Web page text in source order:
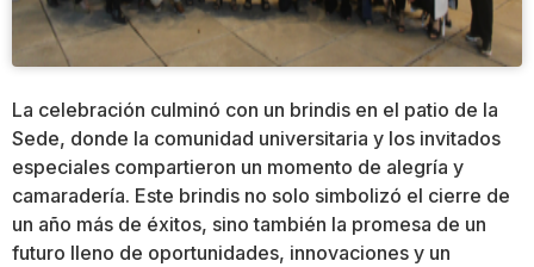
La celebración culminó con un brindis en el patio de la
Sede, donde la comunidad universitaria y los invitados
especiales compartieron un momento de alegría y
camaradería. Este brindis no solo simbolizó el cierre de
un año más de éxitos, sino también la promesa de un
futuro lleno de oportunidades, innovaciones y un